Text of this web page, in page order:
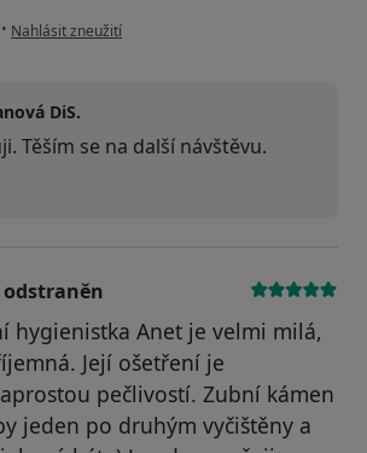
• podle názoru uživatele Váš účet byl odstraněn
Nahlásit zneužití
DiS.
Těším se na další návštěvu.
odstraněn
hygienistka Anet je velmi milá,
Její ošetření je
pečlivostí. Zubní kámen
jeden po druhým vyčištěny a